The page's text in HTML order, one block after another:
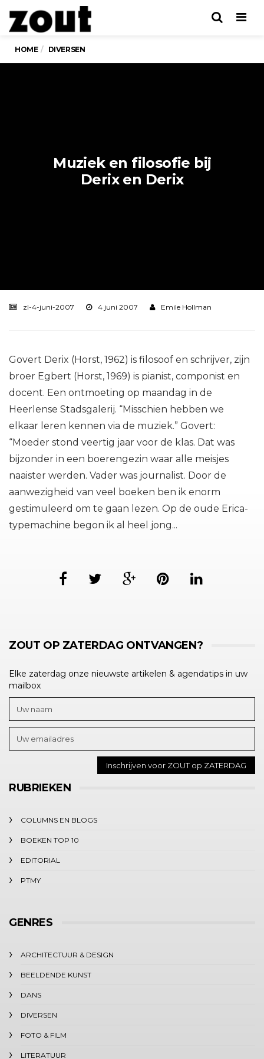
HOME DIVERSEN
Muziek en filosofie bij
Derix en Derix
zl-4-juni-2007 4 juni 2007 Emile Hollman
Govert Derix (Horst, 1962) is filosoof en schrijver, zijn
broer Egbert (Horst, 1969) is pianist, componist en
docent. Een ontmoeting op maandag in de
Heerlense Stadsgalerij. “Misschien hebben we
elkaar leren kennen via de muziek.” Govert:
“Moeder stond veertig jaar voor de klas. Dat was
bijzonder in een boerengezin waar alle meisjes
naaister werden. Vader was journalist. Door de
aanwezigheid van veel boeken ben ik enorm
gestimuleerd om te gaan lezen. Op de oude Erica-
typemachine begon ik al heel jong...
ZOUT OP ZATERDAG ONTVANGEN?
Elke zaterdag onze nieuwste artikelen & agendatips in uw
mailbox
RUBRIEKEN
COLUMNS EN BLOGS
BOEKEN TOP 10
EDITORIAL
PTMY
GENRES
ARCHITECTUUR & DESIGN
BEELDENDE KUNST
DANS
DIVERSEN
FOTO & FILM
LITERATUUR